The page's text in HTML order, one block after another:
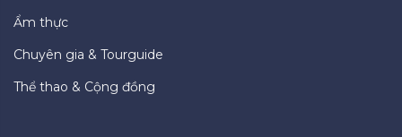
Ẩm thực
Chuyên gia & Tourguide
Thể thao & Cộng đồng